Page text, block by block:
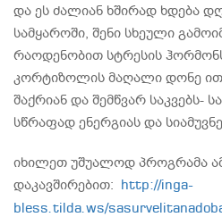
და ეს ძალიან ხშირად ხდება
სამყაროში, შენი სხეული
რაოდენობით სტრესის
კორტიზოლის მაღალი დონე
შაქრიან და შემწვარ საკვებს-
სწრაფად ენერგიას და
იხილეთ უშუალოდ პროგრამა
დაკავშირებით:
http://inga-
bless.tilda.ws/